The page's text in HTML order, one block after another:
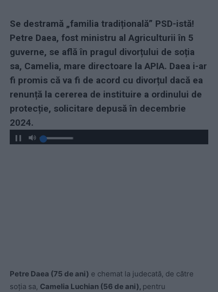
Se destramă „familia tradițională” PSD-istă!
Petre Daea, fost ministru al Agriculturii în 5
guverne, se află în pragul divorțului de soția
sa, Camelia, mare directoare la APIA. Daea i-ar
fi promis că va fi de acord cu divorțul dacă ea
renunță la cererea de instituire a ordinului de
protecție, solicitare depusă în decembrie
2024.
Petre Daea (75 de ani) e chemat la judecată, de către
soția sa, Camelia Luchian (56 de ani), pentru